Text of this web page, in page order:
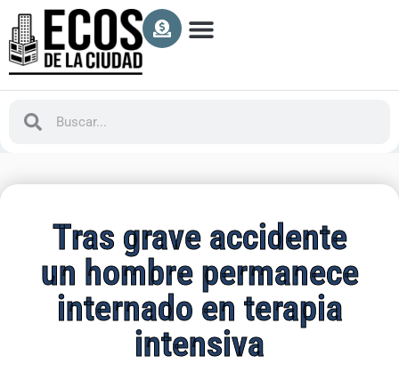
Tras grave accidente
un hombre permanece
internado en terapia
intensiva